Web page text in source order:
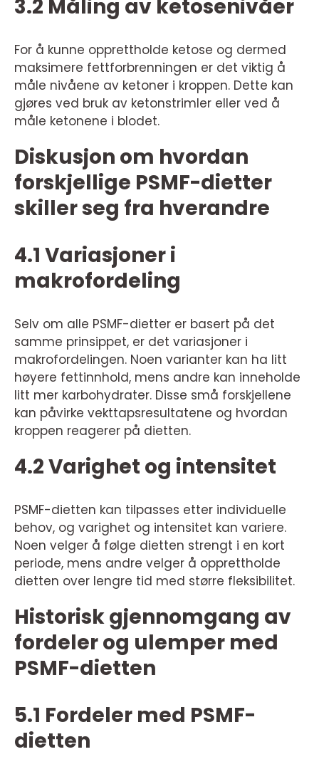
3.2 Måling av ketosenivåer
For å kunne opprettholde ketose og dermed
maksimere fettforbrenningen er det viktig å
måle nivåene av ketoner i kroppen. Dette kan
gjøres ved bruk av ketonstrimler eller ved å
måle ketonene i blodet.
Diskusjon om hvordan
forskjellige PSMF-dietter
skiller seg fra hverandre
4.1 Variasjoner i
makrofordeling
Selv om alle PSMF-dietter er basert på det
samme prinsippet, er det variasjoner i
makrofordelingen. Noen varianter kan ha litt
høyere fettinnhold, mens andre kan inneholde
litt mer karbohydrater. Disse små forskjellene
kan påvirke vekttapsresultatene og hvordan
kroppen reagerer på dietten.
4.2 Varighet og intensitet
PSMF-dietten kan tilpasses etter individuelle
behov, og varighet og intensitet kan variere.
Noen velger å følge dietten strengt i en kort
periode, mens andre velger å opprettholde
dietten over lengre tid med større fleksibilitet.
Historisk gjennomgang av
fordeler og ulemper med
PSMF-dietten
5.1 Fordeler med PSMF-
dietten